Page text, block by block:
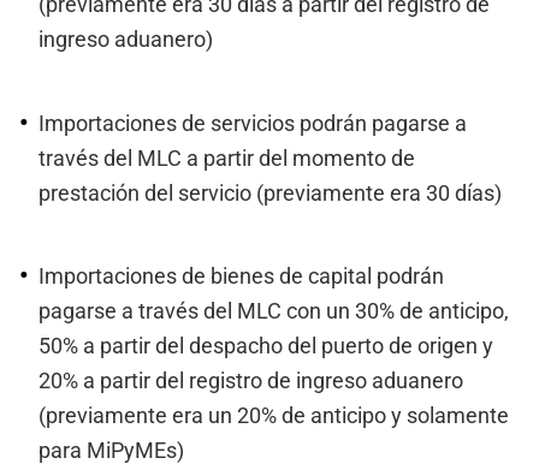
(previamente era 30 días a partir del registro de
ingreso aduanero)
Importaciones de servicios podrán pagarse a
través del MLC a partir del momento de
prestación del servicio (previamente era 30 días)
Importaciones de bienes de capital podrán
pagarse a través del MLC con un 30% de anticipo,
50% a partir del despacho del puerto de origen y
20% a partir del registro de ingreso aduanero
(previamente era un 20% de anticipo y solamente
para MiPyMEs)